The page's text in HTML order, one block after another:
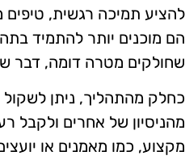
להציע תמיכה רגשית,
הם מוכנים יותר להתמיד
שחולקים מטרה דומה, דבר
כחלק מהתהליך, ניתן לשקול
מהניסיון של אחרים ולקבל
מקצוע, כמו מאמנים או